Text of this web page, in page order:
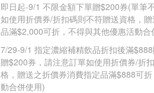
即日起-9/1 不限金額下單贈$200券(單筆
如使用折價券/折扣碼則不符贈送資格，
品滿$2,000可折，不得與其他優惠活動合
7/29-9/1 指定濃縮補精飲品​折扣後滿
贈$200券，請注意訂單如使用折價券/折
格，贈送之折價券消費指定品滿$888可
動合併使用)